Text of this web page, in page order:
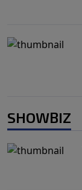
SHOWBIZ